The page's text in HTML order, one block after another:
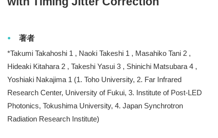
著者
*Takumi Takahoshi 1 , Naoki Takeshi 1 , Masahiko Tani 2 ,
Hideaki Kitahara 2 , Takeshi Yasui 3 , Shinichi Matsubara 4 ,
Yoshiaki Nakajima 1 (1. Toho University, 2. Far Infrared
Research Center, University of Fukui, 3. Institute of Post-LED
Photonics, Tokushima University, 4. Japan Synchrotron
Radiation Research Institute)